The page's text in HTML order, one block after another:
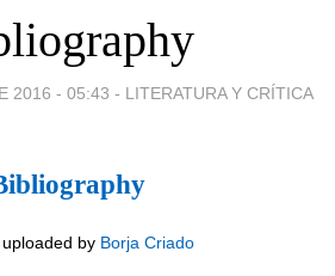
2016 - 05:43 - LITERATURA Y CRÍTICA
by Borja Criado